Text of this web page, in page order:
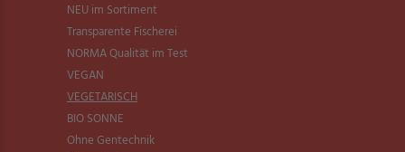
NEU im Sortiment
Transparente Fischerei
NORMA Qualität im Test
VEGAN
VEGETARISCH
BIO SONNE
Ohne Gentechnik